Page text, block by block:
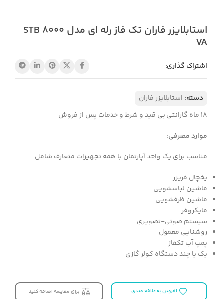
استابلایزر فاران تک فاز رله ای مدل STB 8000
VA
اشتراک گذاری:
دسته: استابلایزر فاران
18 ماه گارانتی بی قید و شرط و خدمات پس از فروش
موارد مصرفی:​
مناسب برای يك واحد آپارتمان با همه تجهيزات متعارف شامل
يخچال فريزر
ماشين لباسشويي
ماشين ظرفشويي
مايكروفر
سيستم صوتي-تصويري
روشنايي معمول
پمپ آب تكفاز
يك يا چند دستگاه كولر گازي
افزودن به علاقه مندی برای مقایسه اضافه کنید